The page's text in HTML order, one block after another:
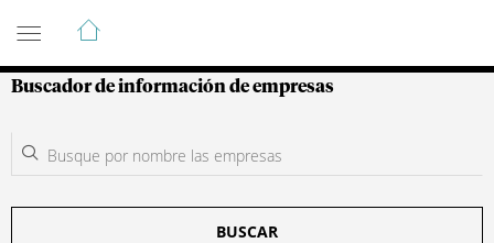
Guía de Empresas Colombianas
Buscador de información de empresas
BUSCAR